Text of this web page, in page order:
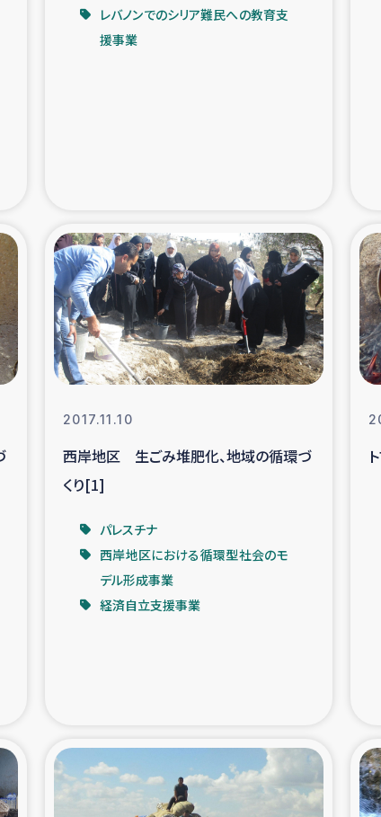
移民子ども支援 漁民による
の食糧・越冬支援 レバノン
被災者支援 復興
農業復興支援 漁
ンティア日誌 経済
り ガザ空爆被災者へ
住民への緊急支援 ガザ地区酪農を通
による栄養改善事業
者支援 アイナロ県マウベシ
発被災者支援 女性
レバノンでのシリア難民への教育支
援事業
2017.11.10
西岸地区 生ごみ堆肥化、地域の循環づ
くり[1]
パレスチナ
西岸地区における循環型社会のモ
デル形成事業
経済自立支援事業